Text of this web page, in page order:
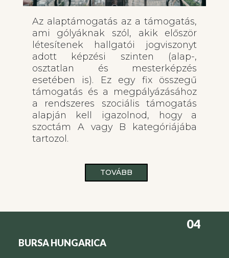
Az alaptámogatás az a támogatás,
ami gólyáknak szól, akik először
létesítenek hallgatói jogviszonyt
adott képzési szinten (alap-,
osztatlan és mesterképzés
esetében is). Ez egy fix összegű
támogatás és a megpályázásához
a rendszeres szociális támogatás
alapján kell igazolnod, hogy a
szoctám A vagy B kategóriájába
tartozol.
TOVÁBB
04
BURSA HUNGARICA